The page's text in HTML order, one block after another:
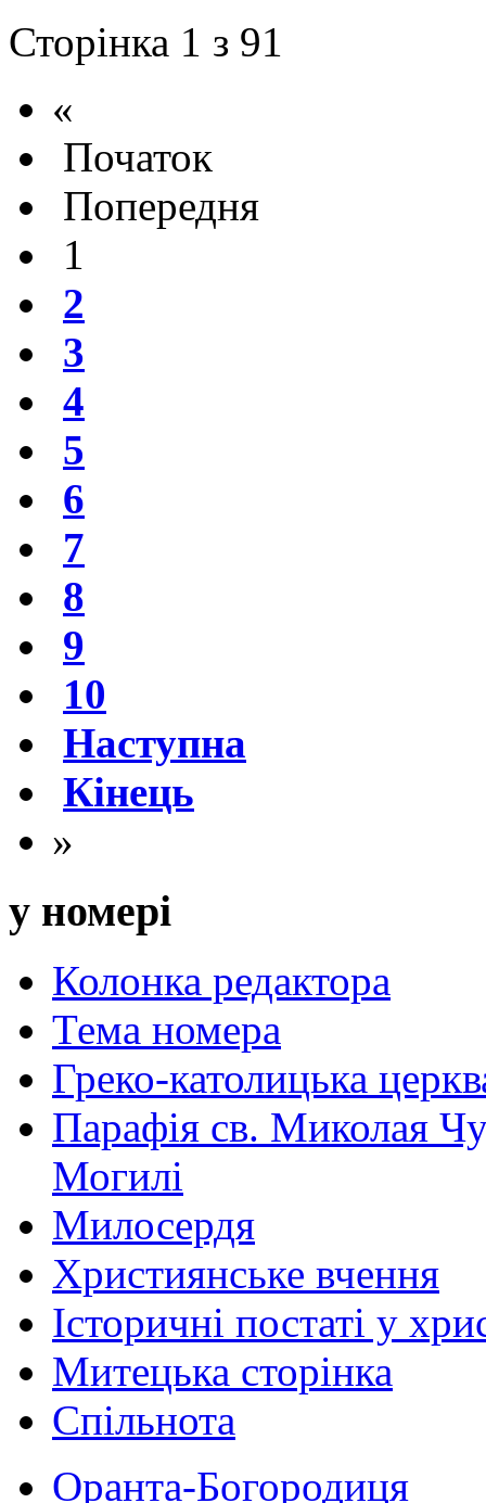
Сторінка 1 з 91
«
Початок
Попередня
1
2
3
4
5
6
7
8
9
10
Наступна
Кінець
»
у номері
Колонка редактора
Тема номера
Греко-католицька
Парафія св. Миколая
Могилі
Милосердя
Християнське вчення
Історичні постаті у
Митецька сторінка
Спільнота
Оранта-Богородиця